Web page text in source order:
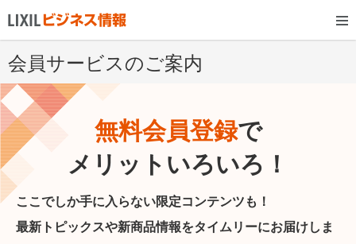
会員サービスのご案内
無料会員登録で
メリットいろいろ！
ここでしか手に入らない限定コンテンツも！
最新トピックスや新商品情報をタイムリーにお届けしま